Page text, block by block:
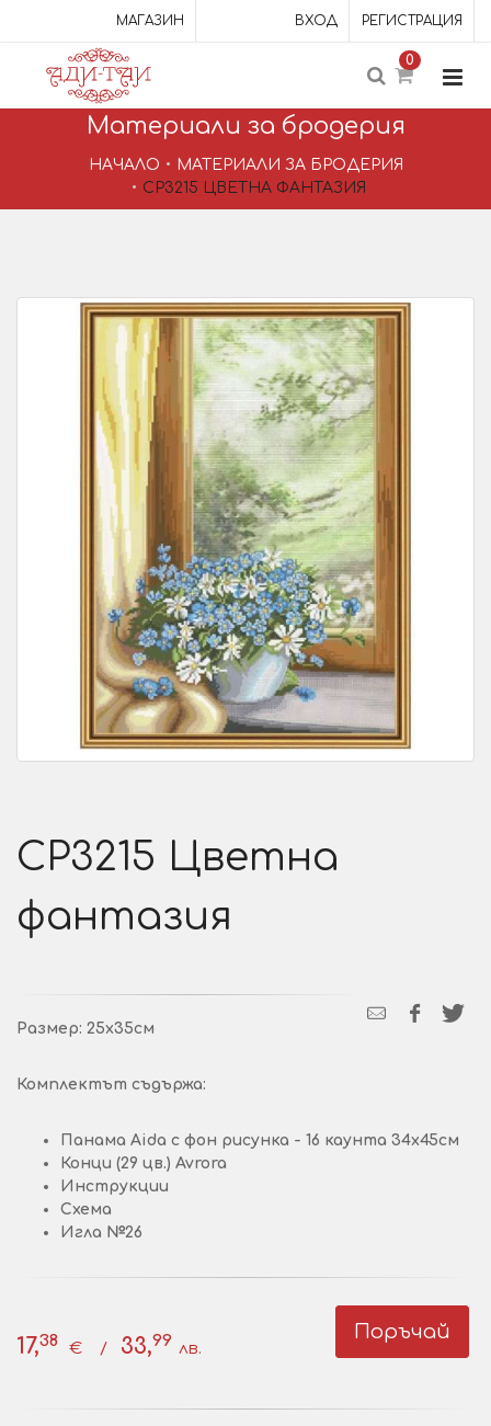
ВХОД РЕГИСТРАЦИЯ
МАГАЗИН
0
Материали за бродерия
НАЧАЛО
МАТЕРИАЛИ ЗА БРОДЕРИЯ
CP3215 ЦВЕТНА ФАНТАЗИЯ
CP3215 Цветна
фантазия
Размер: 25х35см
Комплектът съдържа:
Панама Aida с фон рисунка - 16 каунта 34х45см
Конци (29 цв.) Avrora
Инструкции
Схема
Игла №26
17,38 € / 33,99 лв.
Поръчай